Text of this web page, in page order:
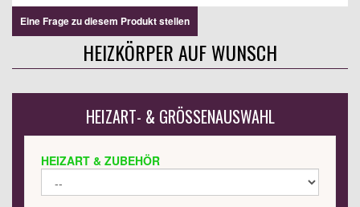
Eine Frage zu diesem Produkt stellen
HEIZKÖRPER AUF WUNSCH
HEIZART- & GRÖSSENAUSWAHL
HEIZART & ZUBEHÖR